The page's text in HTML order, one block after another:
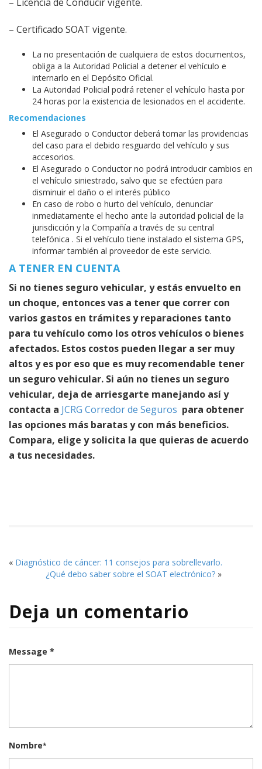
– Certificado SOAT vigente.
La no presentación de cualquiera de estos documentos,
obliga a la Autoridad Policial a detener el vehículo e
internarlo en el Depósito Oficial.
La Autoridad Policial podrá retener el vehículo hasta por
24 horas por la existencia de lesionados en el accidente.
Recomendaciones
El Asegurado o Conductor deberá tomar las providencias
del caso para el debido resguardo del vehículo y sus
accesorios.
El Asegurado o Conductor no podrá introducir cambios en
el vehículo siniestrado, salvo que se efectúen para
disminuir el daño o el interés público
En caso de robo o hurto del vehículo, denunciar
inmediatamente el hecho ante la autoridad policial de la
jurisdicción y la Compañía a través de su central
telefónica . Si el vehículo tiene instalado el sistema GPS,
informar también al proveedor de este servicio.
A TENER EN CUENTA
Si no tienes seguro vehicular, y estás envuelto en
un choque, entonces vas a tener que correr con
varios gastos en trámites y reparaciones tanto
para tu vehículo como los otros vehículos o bienes
afectados. Estos costos pueden llegar a ser muy
altos y es por eso que es muy recomendable tener
un seguro vehicular. Si aún no tienes un seguro
vehicular, deja de arriesgarte manejando así y
contacta a JCRG Corredor de Seguros para obtener
las opciones más baratas y con más beneficios.
Compara, elige y solicita la que quieras de acuerdo
a tus necesidades.
« Diagnóstico de cáncer: 11 consejos para sobrellevarlo.
¿Qué debo saber sobre el SOAT electrónico?»
Deja un comentario
Message *
Nombre*